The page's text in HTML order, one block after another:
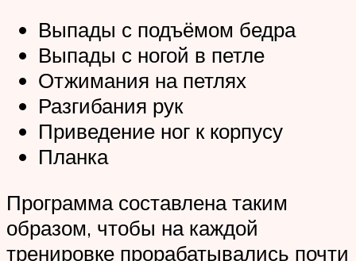
Выпады с подъёмом бедра
Выпады с ногой в петле
Отжимания на петлях
Разгибания рук
Приведение ног к корпусу
Планка
Программа составлена таким
образом, чтобы на каждой
тренировке прорабатывались почти